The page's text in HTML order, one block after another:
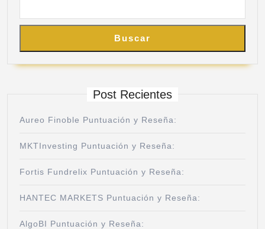
Buscar
Post Recientes
Aureo Finoble Puntuación y Reseña:
MKTInvesting Puntuación y Reseña:
Fortis Fundrelix Puntuación y Reseña:
HANTEC MARKETS Puntuación y Reseña:
AlgoBI Puntuación y Reseña: